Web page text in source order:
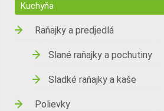
Kuchyňa
Raňajky a predjedlá
Slané raňajky a pochutiny
Sladké raňajky a kaše
Polievky